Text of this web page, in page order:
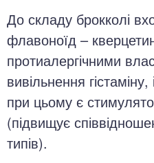
До складу брокколі
флавоноїд –
протиалергічними
вивільнення
при цьому є
(підвищує
типів).